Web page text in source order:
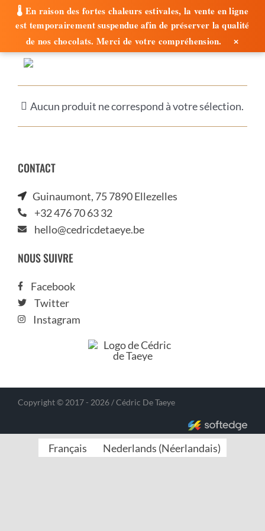
🌡️ En raison des fortes chaleurs estivales, la vente en ligne
est temporairement suspendue afin de préserver la qualité
de nos chocolats. Merci de votre compréhension.
×
Passer
Aucun produit ne correspond à votre sélection.
CONTACT
Guinaumont, 75 7890 Ellezelles
+32 476 70 63 32
hello@cedricdetaeye.be
NOUS SUIVRE
Facebook
Twitter
Instagram
Copyright © 2017 - 2026 / Cédric De Taeye
Français Nederlands (Néerlandais)